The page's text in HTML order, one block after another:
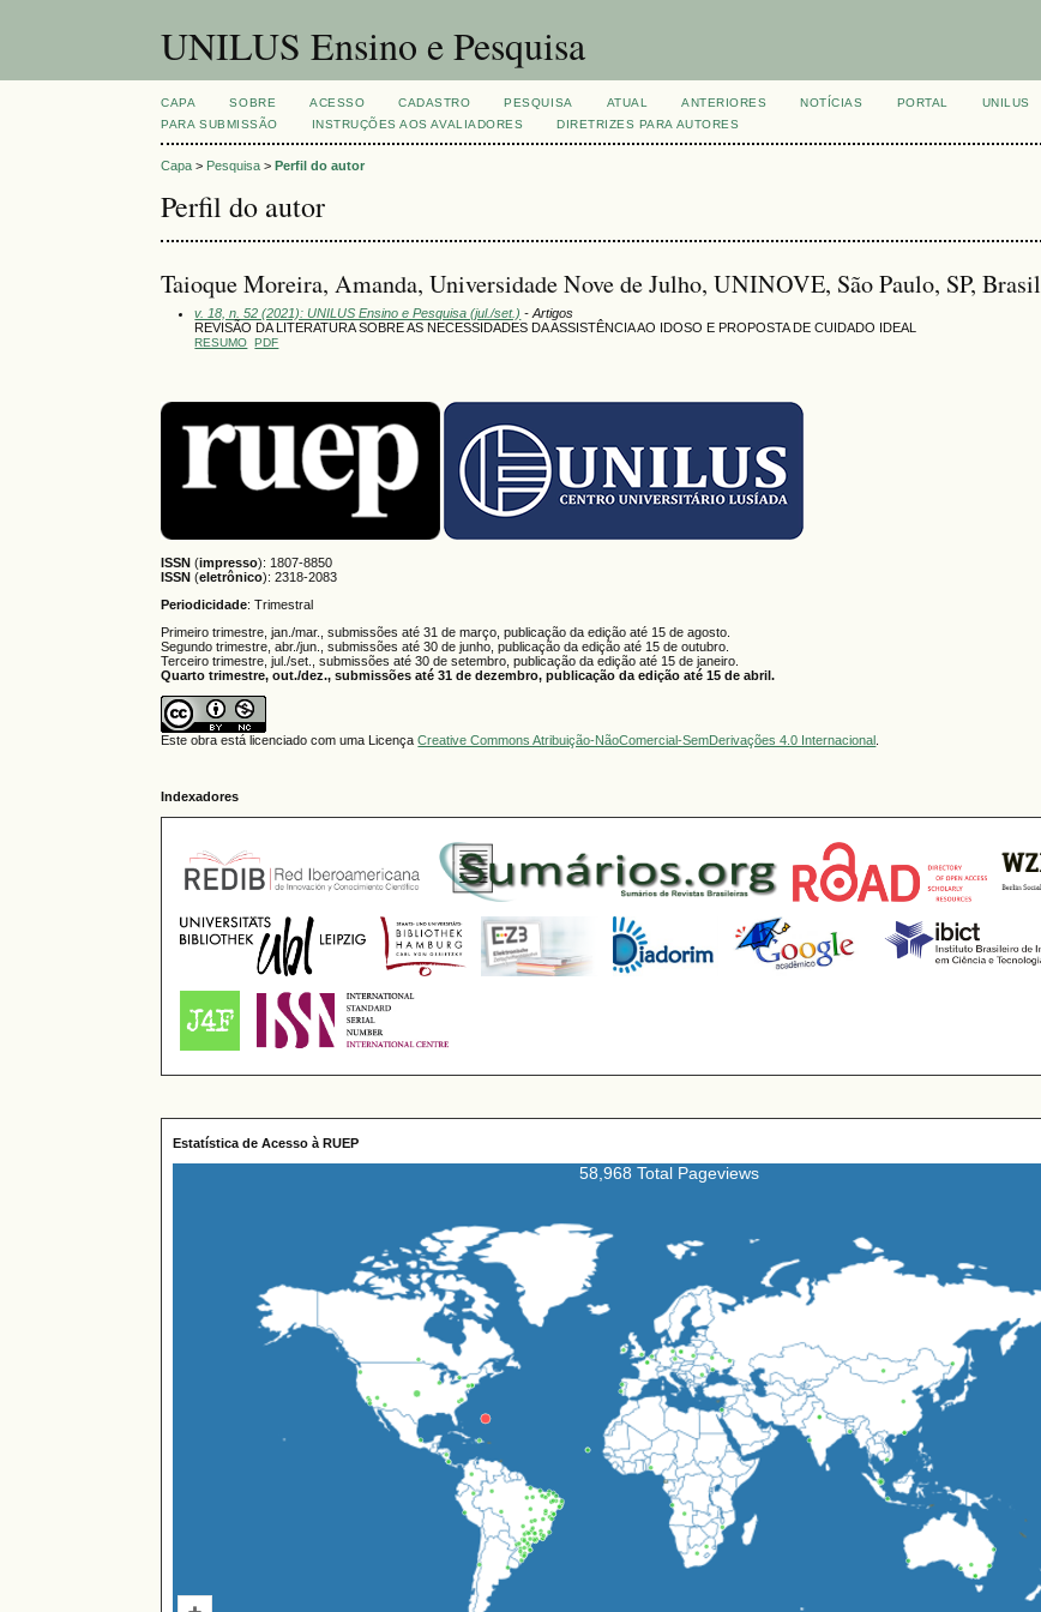
UNILUS Ensino e Pesquisa
CAPA SOBRE ACESSO CADASTRO PESQUISA ATUAL ANTERIORES NOTÍCIAS PORTAL UNILUS
PARA SUBMISSÃO
INSTRUÇÕES AOS AVALIADORES DIRETRIZES PARA AUTORES
Capa > Pesquisa >Perfil do autor
Perfil do autor
Taioque Moreira, Amanda, Universidade Nove de Julho, UNINOVE, São Paulo, SP, Brasil
v. 18, n. 52 (2021): UNILUS Ensino e Pesquisa (jul./set.) - Artigos
REVISÃO DA LITERATURA SOBRE AS NECESSIDADES DA ASSISTÊNCIA AO IDOSO E PROPOSTA DE CUIDADO IDEAL
RESUMO PDF
ISSN (impresso): 1807-8850
ISSN (eletrônico):2318-2083
Periodicidade: Trimestral
Primeiro trimestre, jan./mar., submissões até 31 de março, publicação da edição até 15 de agosto.
Segundo trimestre, abr./jun., submissões até 30 de junho, publicação da edição até 15 de outubro.
Terceiro trimestre, jul./set., submissões até 30 de setembro, publicação da edição até 15 de janeiro.
Quarto trimestre, out./dez., submissões até 31 de dezembro, publicação da edição até 15 de abril.
Este obra está licenciado com uma LicençaCreative Commons Atribuição-NãoComercial-SemDerivações 4.0 Internacional
Indexadores
Estatística de Acesso à RUEP
58,968 Total Pageviews